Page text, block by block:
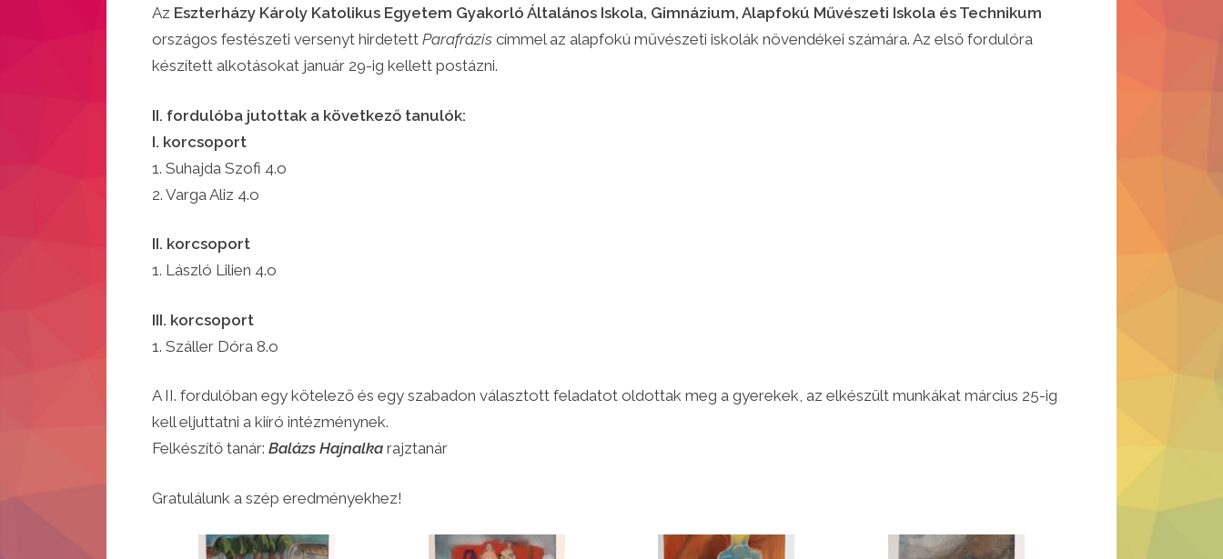
sub-
menu
Az Eszterházy Károly Katolikus Egyetem Gyakorló Általános Iskola, Gimnázium, Alapfokú Művészeti Iskola és Technikum
országos festészeti versenyt hirdetett Parafrázis címmel az alapfokú művészeti iskolák növendékei számára. Az első fordulóra
készített alkotásokat január 29-ig kellett postázni.
II. fordulóba jutottak a következő tanulók:
I. korcsoport
1. Suhajda Szofi 4.o
2. Varga Aliz 4.o
II. korcsoport
1. László Lilien 4.o
III. korcsoport
1. Száller Dóra 8.o
A II. fordulóban egy kötelező és egy szabadon választott feladatot oldottak meg a gyerekek, az elkészült munkákat március 25-ig
kell eljuttatni a kiíró intézménynek.
Felkészítő tanár: Balázs Hajnalka rajztanár
Gratulálunk a szép eredményekhez!